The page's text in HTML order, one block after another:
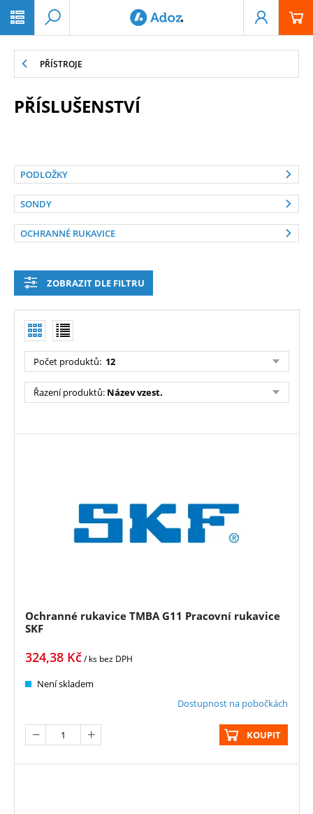
PŘÍSTROJE
PŘÍSLUŠENSTVÍ
PODLOŽKY
SONDY
OCHRANNÉ RUKAVICE
ZOBRAZIT DLE FILTRU
Počet produktů: 12
Řazení produktů: Název vzest.
Ochranné rukavice TMBA G11 Pracovní rukavice
SKF
324,38 Kč/ ks bez DPH
Není skladem
Dostupnost na pobočkách
KOUPIT